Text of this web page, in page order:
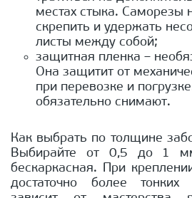
местах стыка. Саморезы
скрепить и удержать
листы между собой;
защитная пленка –
Она защитит от
при перевозке и
обязательно снимают.
Как выбрать по толщине
Выбирайте от 0,5 до 1
бескаркасная. При
достаточно более тонких